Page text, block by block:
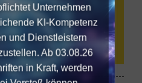
Anderen teilen ...
Unternehmen
KI-Kompetenz
und Dienstleistern
Ab 03.08.26
in Kraft, werden